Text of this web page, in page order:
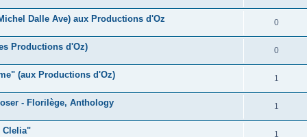
o
n
s
s
é
o
n
s
s
Dalle Ave) aux Productions d'Oz 0R
é
n
s
Productions d'Oz) 0R
é
n
(aux Productions d'Oz) 1
é
- Florilège, Anthology 1
é
Clelia" 1